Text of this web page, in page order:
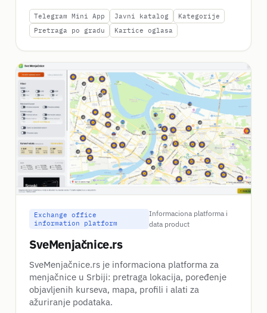
Telegram Mini App Javni katalog
Kategorije
Pretraga po gradu
Kartice oglasa
Exchange office
information platform
Informaciona platforma i
data product
SveMenjačnice.rs
SveMenjačnice.rs je informaciona platforma za
menjačnice u Srbiji: pretraga lokacija, poređenje
objavljenih kurseva, mapa, profili i alati za
ažuriranje podataka.